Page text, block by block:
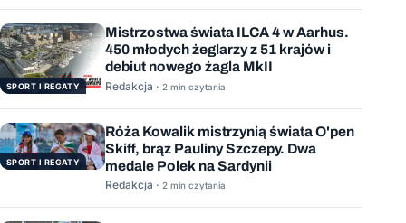
SPORT I REGATY
Mistrzostwa świata ILCA 4 w Aarhus.
450 młodych żeglarzy z 51 krajów i
debiut nowego żagla MkII
Redakcja · 2 min czytania
SPORT I REGATY
Róża Kowalik mistrzynią świata O'pen
Skiff, brąz Pauliny Szczepy. Dwa
medale Polek na Sardynii
Redakcja · 2 min czytania